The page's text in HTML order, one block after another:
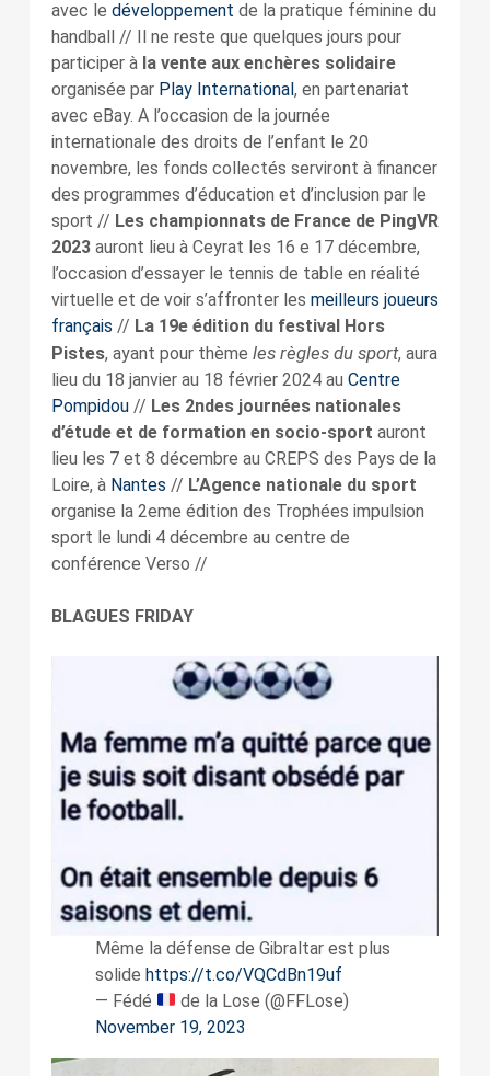
avec le développement de la pratique féminine du
handball // Il ne reste que quelques jours pour
participer à la vente aux enchères solidaire
organisée par Play International, en partenariat
avec eBay. A l’occasion de la journée
internationale des droits de l’enfant le 20
novembre, les fonds collectés serviront à financer
des programmes d’éducation et d’inclusion par le
sport // Les championnats de France de PingVR
2023auront lieu à Ceyrat les 16 e 17 décembre,
l’occasion d’essayer le tennis de table en réalité
virtuelle et de voir s’affronter les meilleurs joueurs
français // La 19e édition du festival Hors
Pistes, ayant pour thème les règles du sport, aura
lieu du 18 janvier au 18 février 2024 au Centre
Pompidou// Les 2ndes journées nationales
d’étude et de formation en socio-sport auront
lieu les 7 et 8 décembre au CREPS des Pays de la
Loire, à Nantes // L’Agence nationale du sport
organise la 2eme édition des Trophées impulsion
sport le lundi 4 décembre au centre de
conférence Verso //
BLAGUES FRIDAY
Même la défense de Gibraltar est plus
solide https://t.co/VQCdBn19uf
— Fédé
de la Lose (@FFLose)
November 19, 2023